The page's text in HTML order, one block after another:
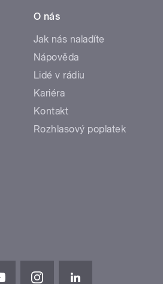
O nás
Jak nás naladíte
Nápověda
Lidé v rádiu
Kariéra
Kontakt
Rozhlasový poplatek